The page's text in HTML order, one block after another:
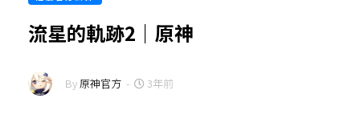
流星的軌跡2｜原神
By 原神官方 - 3年前